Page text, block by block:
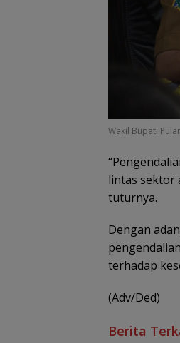
Wakil Bupati
lintas sektor
tuturnya.
Dengan
terhadap
(Adv/Ded)
Berita